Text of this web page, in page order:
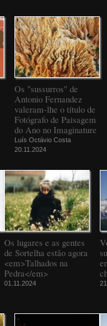
Os "sussurros" de
Antonio Fernandez
valeram-lhe o título de
Fotógrafo de Paisagem
do Ano no Imaginature
Luís Octávio Costa
20.11.2024
Os lugares e as gentes
de Sortelha estão agora
<em>Talhados na
Pedra</em>
01.11.2024